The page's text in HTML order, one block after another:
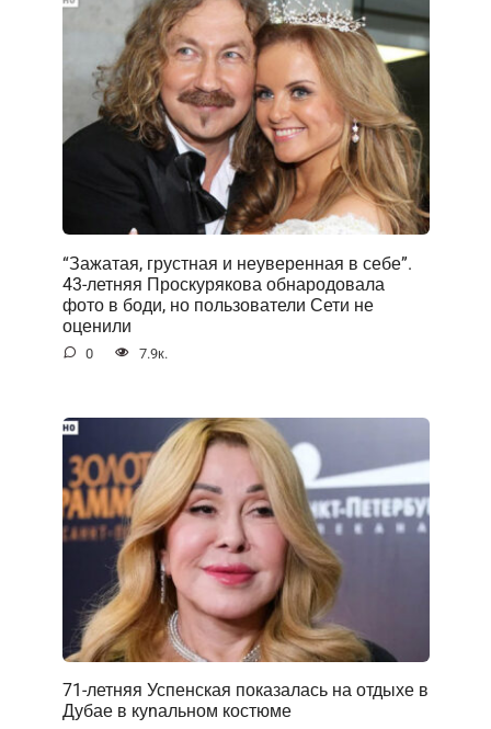
“Зажатая, грустная и неуверенная в себе”.
43-летняя Проскурякова обнародовала
фото в боди, но пользователи Сети не
оценили
0 7.9к.
71-летняя Успенская показалась на отдыхе в
Дубае в куnальном костюме